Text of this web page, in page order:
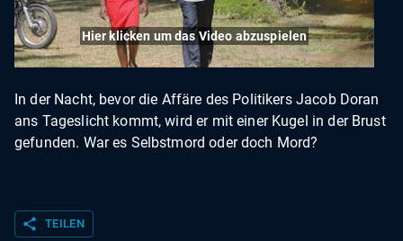
Hier klicken um das Video abzuspielen
In der Nacht, bevor die Affäre des Politikers Jacob Doran
ans Tageslicht kommt, wird er mit einer Kugel in der Brust
gefunden. War es Selbstmord oder doch Mord?
share TEILEN